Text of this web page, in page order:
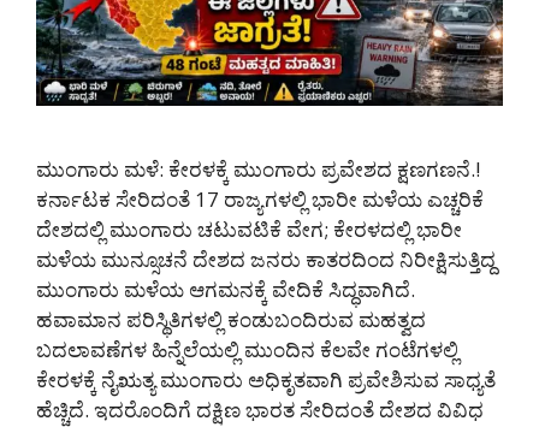
ಮುಂಗಾರು ಮಳೆ: ಕೇರಳಕ್ಕೆ ಮುಂಗಾರು ಪ್ರವೇಶದ ಕ್ಷಣಗಣನೆ.!
ಕರ್ನಾಟಕ ಸೇರಿದಂತೆ 17 ರಾಜ್ಯಗಳಲ್ಲಿ ಭಾರೀ ಮಳೆಯ ಎಚ್ಚರಿಕೆ
ದೇಶದಲ್ಲಿ ಮುಂಗಾರು ಚಟುವಟಿಕೆ ವೇಗ; ಕೇರಳದಲ್ಲಿ ಭಾರೀ
ಮಳೆಯ ಮುನ್ಸೂಚನೆ ದೇಶದ ಜನರು ಕಾತರದಿಂದ ನಿರೀಕ್ಷಿಸುತ್ತಿದ್ದ
ಮುಂಗಾರು ಮಳೆಯ ಆಗಮನಕ್ಕೆ ವೇದಿಕೆ ಸಿದ್ಧವಾಗಿದೆ.
ಹವಾಮಾನ ಪರಿಸ್ಥಿತಿಗಳಲ್ಲಿ ಕಂಡುಬಂದಿರುವ ಮಹತ್ವದ
ಬದಲಾವಣೆಗಳ ಹಿನ್ನೆಲೆಯಲ್ಲಿ ಮುಂದಿನ ಕೆಲವೇ ಗಂಟೆಗಳಲ್ಲಿ
ಕೇರಳಕ್ಕೆ ನೈಋತ್ಯ ಮುಂಗಾರು ಅಧಿಕೃತವಾಗಿ ಪ್ರವೇಶಿಸುವ ಸಾಧ್ಯತೆ
ಹೆಚ್ಚಿದೆ. ಇದರೊಂದಿಗೆ ದಕ್ಷಿಣ ಭಾರತ ಸೇರಿದಂತೆ ದೇಶದ ವಿವಿಧ